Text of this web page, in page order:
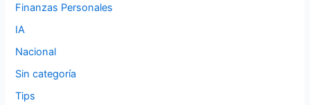
Finanzas Personales
IA
Nacional
Sin categoría
Tips